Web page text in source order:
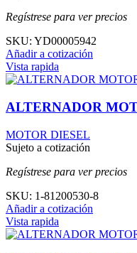
Regístrese para ver precios
SKU: YD00005942
Añadir a cotización
Vista rapida
ALTERNADOR
MOTOR DIESEL
Sujeto a cotización
Regístrese para ver precios
SKU: 1-81200530-8
Añadir a cotización
Vista rapida